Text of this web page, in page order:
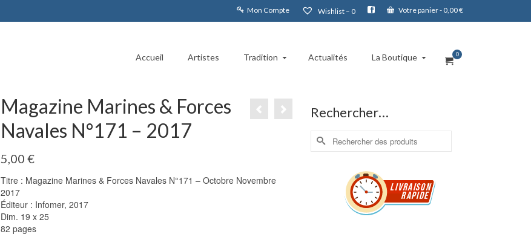
Mon Compte Wishlist – 0 Votre panier- 0,00€
Accueil Artistes Tradition Actualités La Boutique 0
Magazine Marines & Forces
Navales N°171 – 2017
5,00 €
Titre : Magazine Marines & Forces Navales N°171 – Octobre Novembre
2017
Éditeur : Infomer, 2017
Dim. 19 x 25
82 pages
Rechercher…
Rechercher :